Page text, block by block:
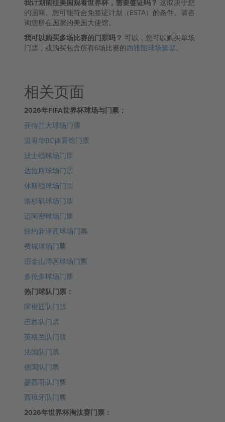
我计划前往美国观看世界杯，需要签证吗？ 这取决于您
的国籍。您可能符合免签证计划（ESTA）的条件。请咨
询您所在国家的美国大使馆。
我可以购买多场比赛的门票吗？ 可以，您可以购买单场
门票，或购买包含所有6场比赛的西雅图球场套票。
相关页面
2026年FIFA世界杯球场与门票：
亚特兰大球场门票
温哥华BC体育馆门票
波士顿球场门票
达拉斯球场门票
休斯顿球场门票
洛杉矶球场门票
迈阿密球场门票
纽约新泽西球场门票
费城球场门票
旧金山湾区球场门票
多伦多球场门票
热门球队门票：
阿根廷队门票
巴西队门票
英格兰队门票
法国队门票
德国队门票
墨西哥队门票
西班牙队门票
2026年世界杯淘汰赛门票：